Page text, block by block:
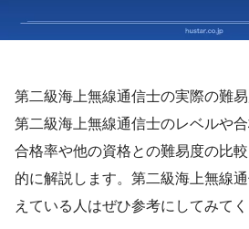
第二級海上無線通信士の実際の難
第二級海上無線通信士のレベルや
合格率や他の資格との難易度の比
的に解説します。第二級海上無線
えている人はぜひ参考にしてみてく